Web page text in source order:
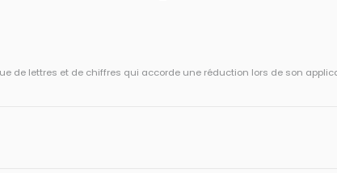
de lettres et de chiffres qui accorde une réduction lors de son